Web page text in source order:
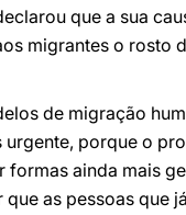
que a sua
migrantes o
de migração
porque o
ainda mais
as pessoas que